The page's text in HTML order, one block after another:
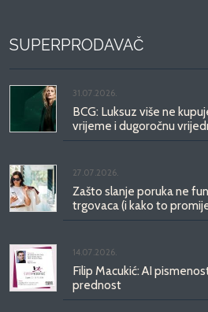
SUPERPRODAVAČ
31.07.2026.
BCG: Luksuz više ne
vrijeme i dugoročnu
27.07.2026.
Zašto slanje poruka ne
trgovaca (i kako to
14.07.2026.
Filip Macukić: AI
prednost